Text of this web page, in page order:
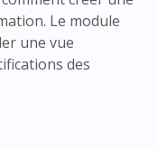
Le module
une vue
des